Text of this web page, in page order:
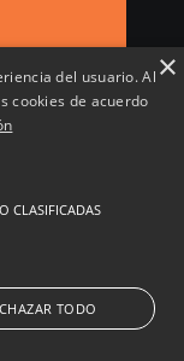
×
del usuario. Al
cookies de acuerdo
CLASIFICADAS
TODO